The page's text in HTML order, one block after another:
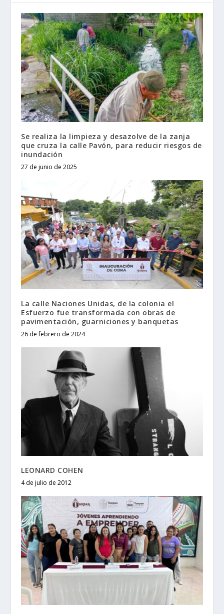
Se realiza la limpieza y desazolve de la zanja
que cruza la calle Pavón, para reducir riesgos de
inundación
27 de junio de 2025
La calle Naciones Unidas, de la colonia el
Esfuerzo fue transformada con obras de
pavimentación, guarniciones y banquetas
26 de febrero de 2024
LEONARD COHEN
4 de julio de 2012